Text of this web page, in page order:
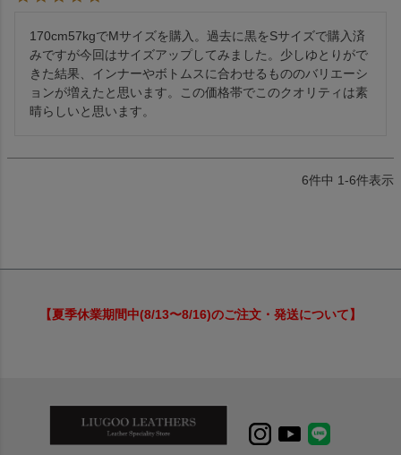
170cm57kgでMサイズを購入。過去に黒をSサイズで購入済
みですが今回はサイズアップしてみました。少しゆとりがで
きた結果、インナーやボトムスに合わせるもののバリエーシ
ョンが増えたと思います。この価格帯でこのクオリティは素
晴らしいと思います。
6件中 1-6件表示
【夏季休業期間中(8/13〜8/16)のご注文・発送について】